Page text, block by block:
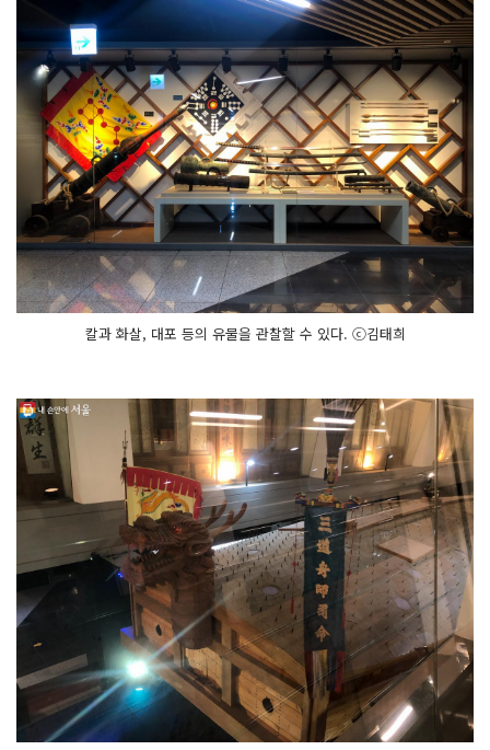
칼과 화살, 대포 등의 유물을 관찰할 수 있다. ⓒ김태희